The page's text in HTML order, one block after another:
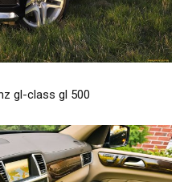
gl-class gl 500